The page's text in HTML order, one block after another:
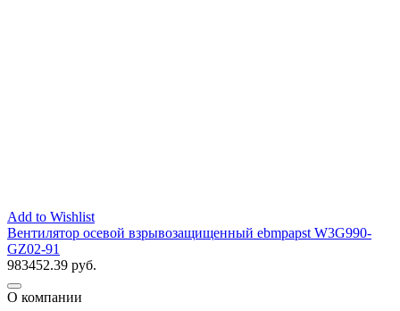
Add to Wishlist
Вентилятор осевой взрывозащищенный ebmpapst W3G990-
GZ02-91
983452.39 руб.
О компании